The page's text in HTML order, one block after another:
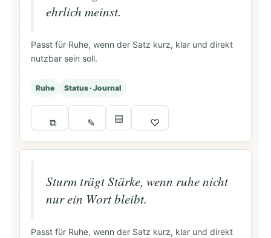
ehrlich meinst.
Passt für Ruhe, wenn der Satz kurz, klar und direkt
nutzbar sein soll.
Ruhe Status · Journal
⧉ ✎ ▤ ♡
Sturm trägt Stärke, wenn ruhe nicht
nur ein Wort bleibt.
Passt für Ruhe, wenn der Satz kurz, klar und direkt